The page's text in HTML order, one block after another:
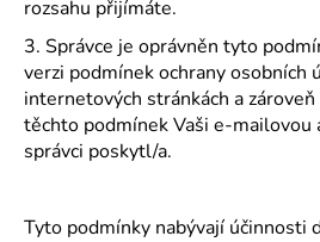
rozsahu přijímáte.
3. Správce je oprávněn tyto
verzi podmínek ochrany osobních
internetových stránkách a
těchto podmínek Vaši e-mailovou
správci poskytl/a.
Tyto podmínky nabývají účinnosti